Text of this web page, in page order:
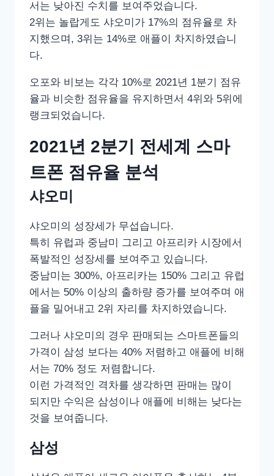
서는 낮아진 수치를 보여주었습니다.
2위는 놀랍게도 샤오미가 17%의 점유율로 차
지했으며, 3위는 14%로 애플이 차지하였습니
다.
오포와 비보는 각각 10%로 2021년 1분기 점유
율과 비슷한 점유율을 유지하면서 4위와 5위에
랭크되었습니다.
2021년 2분기 전세계 스마
트폰 점유율 분석
샤오미
샤오미의 성장세가 무섭습니다.
특히 유럽과 중남미 그리고 아프리카 시장에서
폭발적인 성장세를 보여주고 있습니다.
중남미는 300%, 아프리카는 150% 그리고 유럽
에서는 50% 이상의 출하량 증가를 보여주며 애
플을 밀어내고 2위 자리를 차지하였습니다.
그러나 샤오미의 경우 판매되는 스마트폰들의
가격이 삼성 보다는 40% 저렴하고 애플에 비해
서는 70% 정도 저렴합니다.
이런 가격적인 격차를 생각하면 판매는 많이
되지만 수익은 삼성이나 애플에 비해는 낮다는
것을 보여줍니다.
삼성